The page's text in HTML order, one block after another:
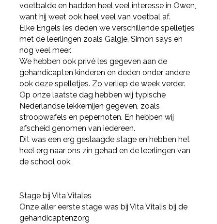
voetbalde en hadden heel veel interesse in Owen,
want hij weet ook heel veel van voetbal af.
Elke Engels les deden we verschillende spelletjes
met de leerlingen zoals Galgje, Simon says en
nog veel meer.
We hebben ook privé les gegeven aan de
gehandicapten kinderen en deden onder andere
ook deze spelletjes. Zo verliep de week verder.
Op onze laatste dag hebben wij typische
Nederlandse lekkernijen gegeven, zoals
stroopwafels en pepernoten. En hebben wij
afscheid genomen van iedereen.
Dit was een erg geslaagde stage en hebben het
heel erg naar ons zin gehad en de leerlingen van
de school ook.
Stage bij Vita Vitales
Onze aller eerste stage was bij Vita Vitalis bij de
gehandicaptenzorg